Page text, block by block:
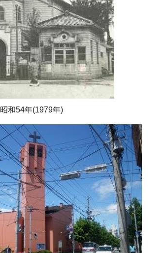
昭和54年(1979年)